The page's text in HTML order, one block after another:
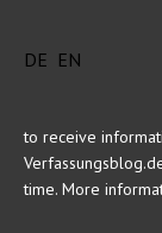
DE EN
to receive
time. More
Hidden label
Hidden label